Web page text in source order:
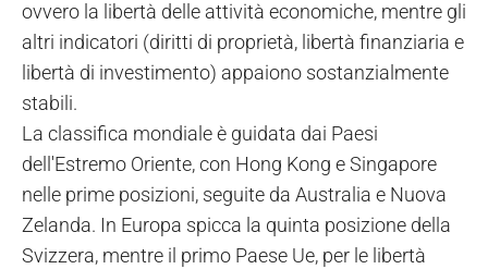
ovvero la libertà delle attività economiche, mentre gli
altri indicatori (diritti di proprietà, libertà finanziaria e
libertà di investimento) appaiono sostanzialmente
stabili.
La classifica mondiale è guidata dai Paesi
dell'Estremo Oriente, con Hong Kong e Singapore
nelle prime posizioni, seguite da Australia e Nuova
Zelanda. In Europa spicca la quinta posizione della
Svizzera, mentre il primo Paese Ue, per le libertà